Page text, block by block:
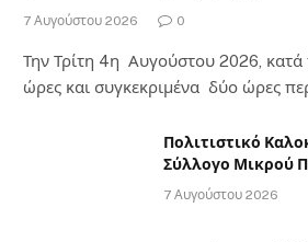
7 Αυγούστου 2026 0
Την Τρίτη 4η Αυγούστου 2026, κατά
ώρες και συγκεκριμένα δύο ώρες
Πολιτιστικό
Σύλλογο Μικρού
7 Αυγούστου 2026